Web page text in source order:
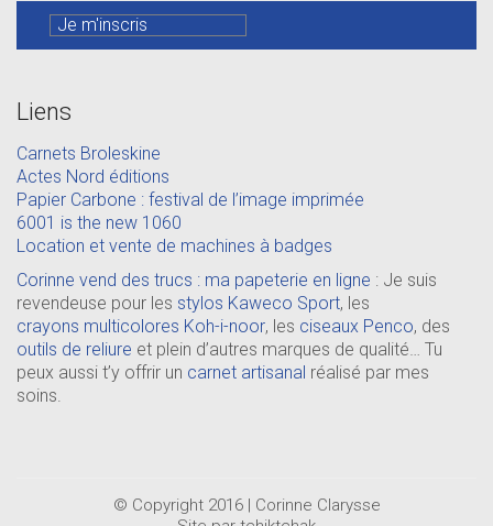
Liens
Carnets Broleskine
Actes Nord éditions
Papier Carbone : festival de l’image imprimée
6001 is the new 1060
Location et vente de machines à badges
Corinne vend des trucs : ma papeterie en ligne : Je suis
revendeuse pour les stylos Kaweco Sport, les
crayons multicolores Koh-i-noor, les ciseaux Penco, des
outils de reliure et plein d’autres marques de qualité… Tu
peux aussi t’y offrir un carnet artisanal réalisé par mes
soins.
© Copyright 2016 | Corinne Clarysse